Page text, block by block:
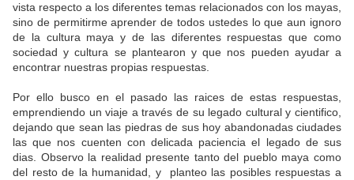
vista respecto a los diferentes temas relacionados con los mayas,
sino de permitirme aprender de todos ustedes lo que aun ignoro
de la cultura maya y de las diferentes respuestas que como
sociedad y cultura se plantearon y que nos pueden ayudar a
encontrar nuestras propias respuestas.
Por ello busco en el pasado las raices de estas respuestas,
emprendiendo un viaje a través de su legado cultural y cientifico,
dejando que sean las piedras de sus hoy abandonadas ciudades
las que nos cuenten con delicada paciencia el legado de sus
dias. Observo la realidad presente tanto del pueblo maya como
del resto de la humanidad, y planteo las posibles respuestas a